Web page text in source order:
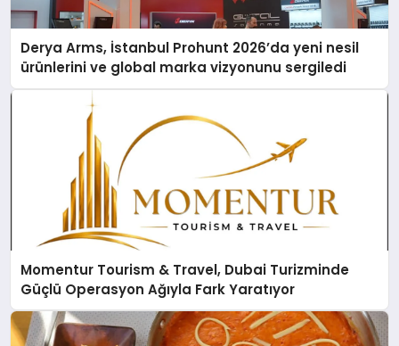
Derya Arms, İstanbul Prohunt 2026’da yeni nesil
ürünlerini ve global marka vizyonunu sergiledi
Momentur Tourism & Travel, Dubai Turizminde
Güçlü Operasyon Ağıyla Fark Yaratıyor